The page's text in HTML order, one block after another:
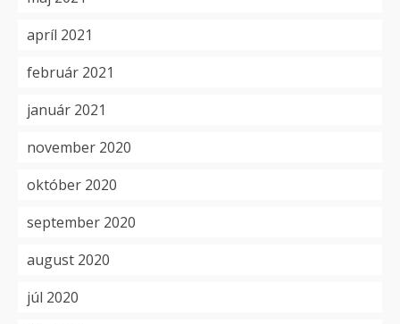
apríl 2021
február 2021
január 2021
november 2020
október 2020
september 2020
august 2020
júl 2020